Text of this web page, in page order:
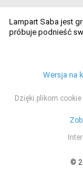
Lampart Saba jest
próbuje podnieść
Wersja na
Dzięki plikom
©